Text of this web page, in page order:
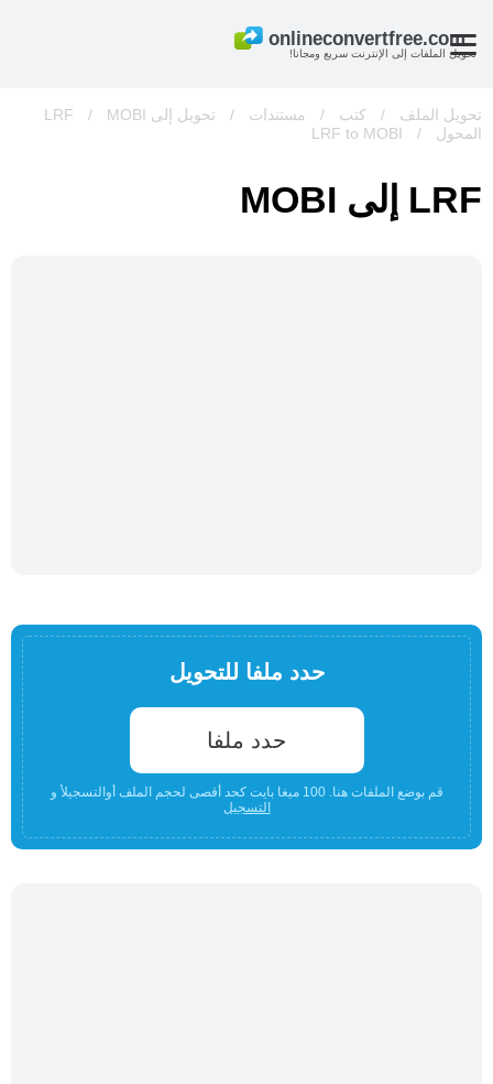
تحويل الملفات إلى الإنترنت سريع ومجانا!
تحويل الملف / كتب / مستندات / تحويل إلى LRF /
MOBI
المحول
/
LRF to MOBI
LRF إلى MOBI
حدد ملفا للتحويل
حدد ملفا
قم بوضع الملفات هنا. 100 ميغا بايت كحد أقصى لحجم الملف أوالتسجيلأ و
التسجيل